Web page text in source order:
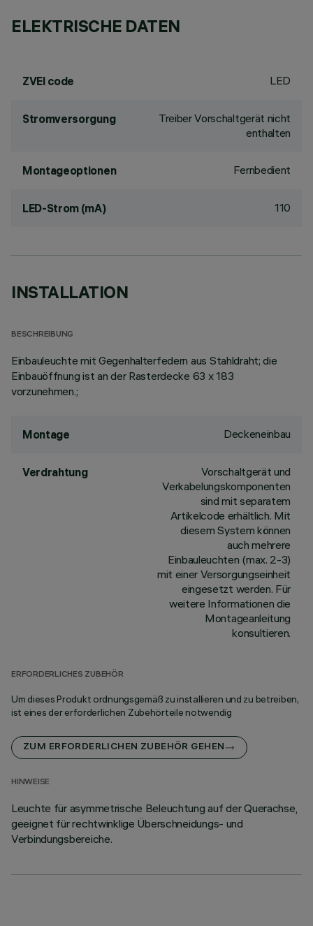
ELEKTRISCHE DATEN
ZVEI code LED
Stromversorgung
Treiber Vorschaltgerät nicht
enthalten
Montageoptionen Fernbedient
LED-Strom (mA) 110
INSTALLATION
BESCHREIBUNG
Einbauleuchte mit Gegenhalterfedern aus Stahldraht; die
Einbauöffnung ist an der Rasterdecke 63 x 183
vorzunehmen.;
Montage Deckeneinbau
Verdrahtung
Vorschaltgerät und
Verkabelungskomponenten
sind mit separatem
Artikelcode erhältlich. Mit
diesem System können
auch mehrere
Einbauleuchten (max. 2-3)
mit einer Versorgungseinheit
eingesetzt werden. Für
weitere Informationen die
Montageanleitung
konsultieren.
ERFORDERLICHES ZUBEHÖR
Um dieses Produkt ordnungsgemäß zu installieren und zu betreiben,
ist eines der erforderlichen Zubehörteile notwendig
ZUM ERFORDERLICHEN ZUBEHÖR GEHEN
HINWEISE
Leuchte für asymmetrische Beleuchtung auf der Querachse,
geeignet für rechtwinklige Überschneidungs- und
Verbindungsbereiche.